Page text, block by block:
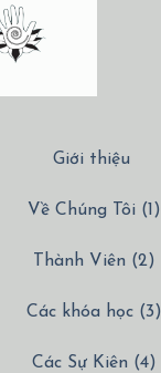
Giới thiệu
Về Chúng Tôi (1)
Thành Viên (2)
Các khóa học (3)
Các Sự Kiên (4)